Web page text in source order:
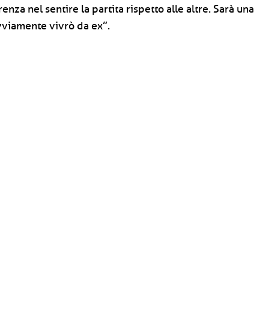
nel sentire la partita rispetto alle altre. Sarà una
vivrò da ex”.